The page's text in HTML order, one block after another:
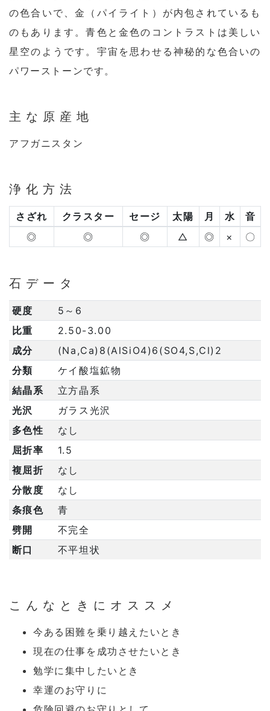
の色合いで、金（パイライト）が内包されているも
のもあります。青色と金色のコントラストは美しい
星空のようです。宇宙を思わせる神秘的な色合いの
パワーストーンです。
主な原産地
アフガニスタン
浄化方法
さざれ クラスター セージ 太陽 月 水
音
◎
◎ ◎ △ ◎ × 〇
石データ
硬度
5～6
比重
2.50-3.00
成分
(Na,Ca)8(AlSiO4)6(SO4,S,Cl)2
分類
ケイ酸塩鉱物
結晶系
立方晶系
光沢
ガラス光沢
多色性
なし
屈折率
1.5
複屈折
なし
分散度
なし
条痕色
青
劈開
不完全
断口
不平坦状
こんなときにオススメ
今ある困難を乗り越えたいとき
現在の仕事を成功させたいとき
勉学に集中したいとき
幸運のお守りに